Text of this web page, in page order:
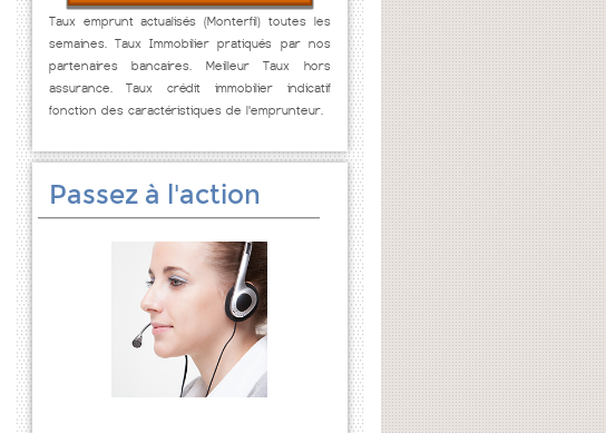
Taux emprunt actualisés (Monterfil) toutes les
semaines. Taux Immobilier pratiqués par nos
partenaires bancaires. Meilleur Taux hors
assurance. Taux crédit immobilier indicatif
fonction des caractéristiques de l'emprunteur.
Passez à l'action